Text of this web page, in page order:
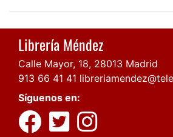
Librería Méndez
Calle Mayor, 18, 28013 Madrid
913 66 41 41
Síguenos en: